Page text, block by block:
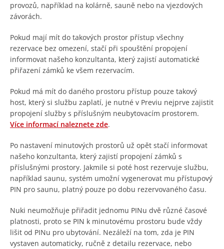
provozů, například na kolárně, sauně nebo na vjezdových
závorách.
Pokud mají mít do takových prostor přístup všechny
rezervace bez omezení, stačí při spouštění propojení
informovat našeho konzultanta, který zajistí automatické
přiřazení zámků ke všem rezervacím.
Pokud má mít do daného prostoru přístup pouze takový
host, který si službu zaplatí, je nutné v Previu nejprve zajistit
propojení služby s příslušným neubytovacím prostorem.
Více informací naleznete zde.
Po nastavení minutových prostorů už opět stačí informovat
našeho konzultanta, který zajistí propojení zámků s
příslušnými prostory. Jakmile si poté host rezervuje službu,
například saunu, systém umožní vygenerovat mu přístupový
PIN pro saunu, platný pouze po dobu rezervovaného času.
Nuki neumožňuje přiřadit jednomu PINu dvě různé časové
platnosti, proto se PIN k minutovému prostoru bude vždy
lišit od PINu pro ubytování. Nezáleží na tom, zda je PIN
vystaven automaticky, ručně z detailu rezervace, nebo